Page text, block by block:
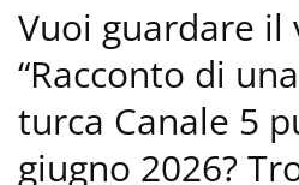
Vuoi guardare il
“Racconto di
turca Canale 5
giugno 2026?